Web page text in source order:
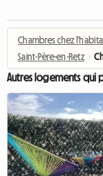
Chambres chez
Saint-Père-en-Retz ›
Autres logements qui